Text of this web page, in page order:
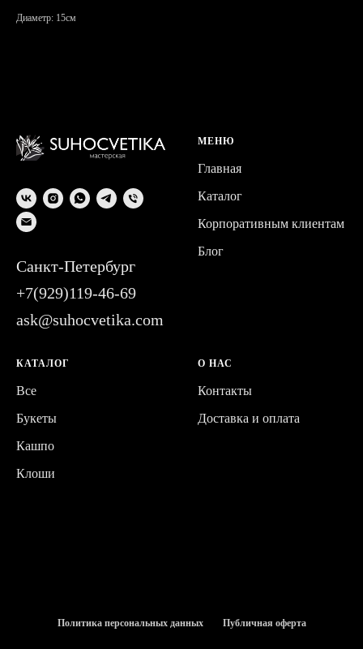
Диаметр: 15см
Санкт-Петербург
+7(929)119-46-69
ask@suhocvetika.com
МЕНЮ
Главная
Каталог
Корпоративным клиентам
Блог
КАТАЛОГ
Все
Букеты
Кашпо
Клоши
О НАС
Контакты
Доставка и оплата
Политика персональных данных Публичная оферта